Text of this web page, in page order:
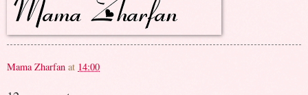
Mama Zharfan at 14:00